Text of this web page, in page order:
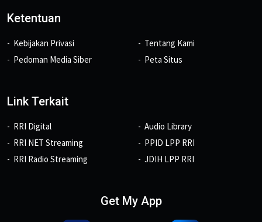
Ketentuan
Kebijakan Privasi
Pedoman Media Siber
Tentang Kami
Peta Situs
Link Terkait
RRI Digital
RRI NET Streaming
RRI Radio Streaming
Audio Library
PPID LPP RRI
JDIH LPP RRI
Get My App